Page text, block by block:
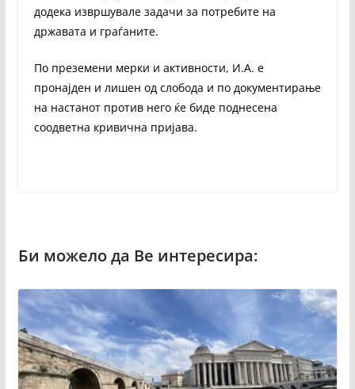
додека извршувале задачи за потребите на
државата и граѓаните.
По преземени мерки и активности, И.А. е
пронајден и лишен од слобода и по документирање
на настанот против него ќе биде поднесена
соодветна кривична пријава.